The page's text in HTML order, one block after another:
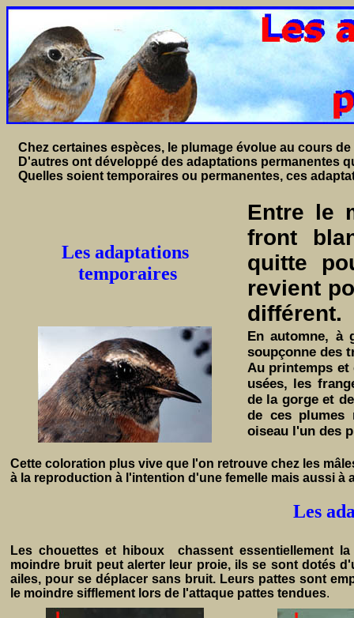
Chez certaines espèces, le plumage évolue au cours
D'autres ont développé des adaptations permanentes
Quelles soient temporaires ou permanentes, ces
Les adaptations
temporaires
Entre le
front
quitte
revient
différent.
En automne, à
soupçonne des
Au printemps et
usées, les
de la gorge et
de ces plumes
oiseau l'un des
Cette coloration plus vive que l'on retrouve chez les
à la reproduction à l'intention d'une femelle mais aussi
Les
Les chouettes et hiboux chassent essentiellement
moindre bruit peut alerter leur proie, ils se sont dotés
ailes, pour se déplacer sans bruit. Leurs pattes sont
le moindre sifflement lors de l'attaque pattes tendues.